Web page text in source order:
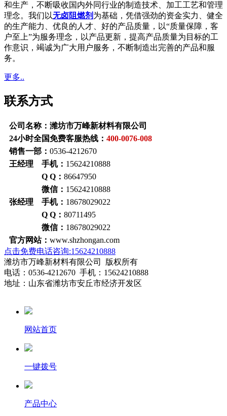
和生产，不断吸收国内外同行业的制造技术、加工工艺和管理
理念。我们以无卤阻燃剂 为基础，凭借强劲的资金实力、健全
的生产能力、优良的人才、好的产品质量，以“质量保障，客
户至上”为服务理念，以产品更新，提高产品质量为目标的工
作意识，竭诚为广大用户服务，不断制造出完善的产品和服
务。
更多..
联系方式
公司名称：潍坊市万峰新材料有限公司
24小时全国免费客服热线： 400-0076-008
销售一部： 0536-4212670
王经理 手机： 15624210888
Q Q： 86647950
微信： 15624210888
张经理 手机： 18678029022
Q Q： 80711495
微信： 18678029022
官方网站： www.shzhongan.com
点击免费电话咨询:15624210888
潍坊市万峰新材料有限公司 版权所有
电话：0536-4212670 手机：15624210888
地址：山东省潍坊市安丘市经济开发区
网站首页
一键拨号
产品中心